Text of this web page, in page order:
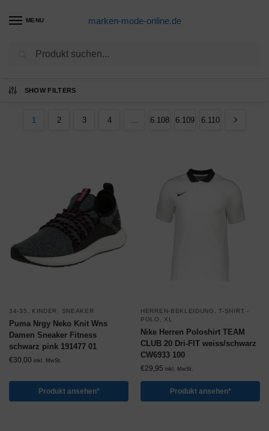
MENU marken-mode-online.de
SHOW FILTERS
angezeigt
1 2 3 4 … 6.108 6.109 6.110
34-35 KINDER SNEAKER
Puma Nrgy Neko Knit Wns
Damen Sneaker Fitness
schwarz pink 191477 01
€30,00 inkl. MwSt.
Produkt ansehen*
HERREN-BEKLEIDUNG ,T-SHIRT -
POLO
XL
Nike Herren Poloshirt TEAM
CLUB 20 Dri-FIT weiss/schwarz
CW6933 100
€29,95 inkl. MwSt.
Produkt ansehen*